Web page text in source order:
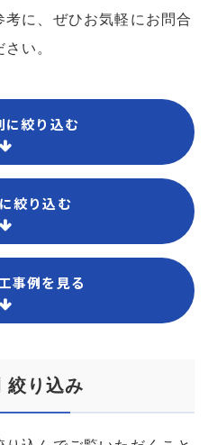
に、ぜひお気軽にお問合
い。
に絞り込む
絞り込む
事例を見る
絞り込み